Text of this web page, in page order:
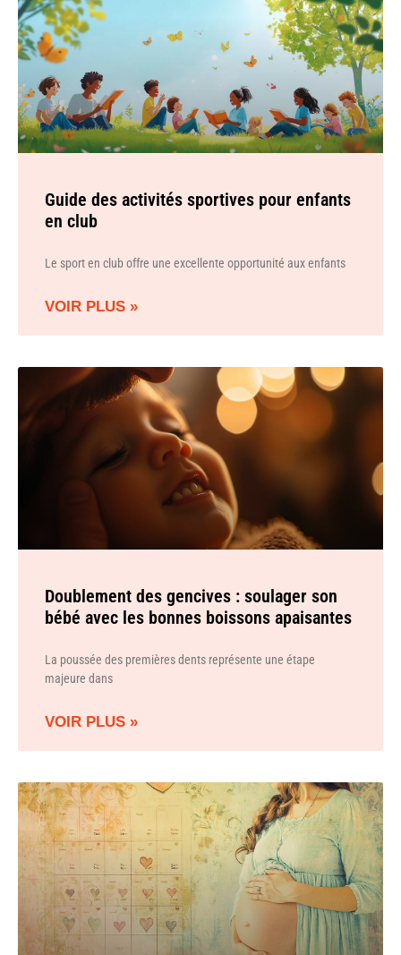
Guide des activités sportives pour enfants
en club
Le sport en club offre une excellente opportunité aux enfants
VOIR PLUS »
Doublement des gencives : soulager son
bébé avec les bonnes boissons apaisantes
La poussée des premières dents représente une étape
majeure dans
VOIR PLUS »